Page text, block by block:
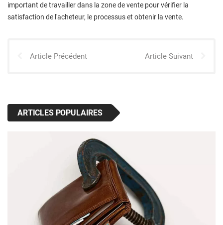
important de travailler dans la zone de vente pour vérifier la
satisfaction de l'acheteur, le processus et obtenir la vente.
Article Précédent Article Suivant
ARTICLES POPULAIRES